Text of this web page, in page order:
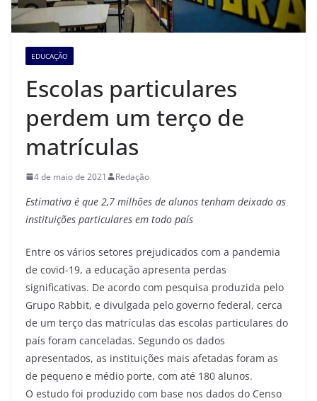
EDUCAÇÃO
Escolas particulares
perdem um terço de
matrículas
4 de maio de 2021 Redação
Estimativa é que 2,7 milhões de alunos tenham deixado as
instituições particulares em todo país
Entre os vários setores prejudicados com a pandemia
de covid-19, a educação apresenta perdas
significativas. De acordo com pesquisa produzida pelo
Grupo Rabbit, e divulgada pelo governo federal, cerca
de um terço das matrículas das escolas particulares do
país foram canceladas. Segundo os dados
apresentados, as instituições mais afetadas foram as
de pequeno e médio porte, com até 180 alunos.
O estudo foi produzido com base nos dados do Censo